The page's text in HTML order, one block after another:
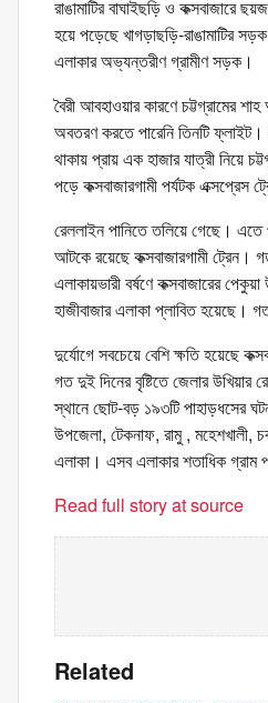
রাঙামাটির বাঘাইছড়ি ও কক্সবাজারে
হয়ে পড়েছে খাগড়াছড়ি-রাঙামাটির
এলাকার অভ্যন্তরীণ গ্রামীণ সড়ক।
বৈরী আবহাওয়ার কারণে চট্টগ্রামের
অবতরণ করতে পারেনি তিনটি
থাকায় প্রায় এক হাজার যাত্রী নিয়ে
পড়ে কক্সবাজারগামী পর্যটক এক্সপ্রেস
রেললাইন পানিতে তলিয়ে গেছে। এতে
আটকে রয়েছে কক্সবাজারগামী ট্রেন।
এলাকায়ভারী বর্ষণে কক্সবাজারের
হাজীবাজার এলাকা প্লাবিত হয়েছে।
দুর্যোগে সবচেয়ে বেশি ক্ষতি হয়েছে
গত দুই দিনের বৃষ্টিতে জেলার উখিয়ার
স্থানে ছোট-বড় ১৯৩টি পাহাড়ধসের
উপজেলা, টেকনাফ, রামু , মহেশখালী,
এলাকা। এসব এলাকার শতাধিক গ্রাম
Read full story at source
Related